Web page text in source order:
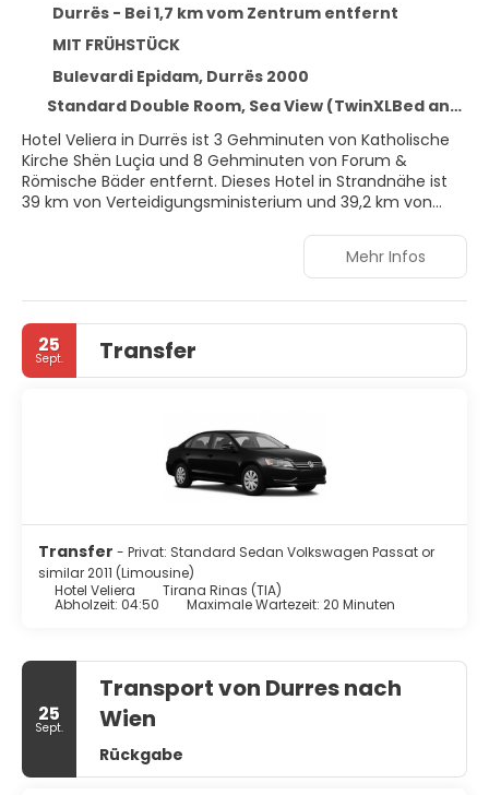
Durrës - Bei 1,7 km vom Zentrum entfernt
MIT FRÜHSTÜCK
Bulevardi Epidam, Durrës 2000
Standard Double Room, Sea View (TwinXLBed and TwinBed or FullBed)
Hotel Veliera in Durrës ist 3 Gehminuten von Katholische
Kirche Shën Luçia und 8 Gehminuten von Forum &
Römische Bäder entfernt. Dieses Hotel in Strandnähe ist
39 km von Verteidigungsministerium und 39,2 km von
Nutz folgende Freizeiteinrichtung: Fahrradverleih. Du
kannst aber auch den schönen Ausblick von folgenden
Punkten genießen: Terrasse und Garten. Dieses Hotel
bietet auch kostenloses WLAN, ein Bankettsaal und ein
Verkaufsautomat.
(kostenlos) ist ebenso verfügbar wie Kabelempfang. Es
sind eigene Badezimmer mit Duschen vorhanden, die
über kostenlose Toilettenartikel und Bidets verfügen. Zu
den Highlights gehören Safes und die Zimmer werden
Dieses Hotel bietet ein Restaurant mit hervorragenden
Speisen. Nutz alternativ den Zimmerservice (rund um die
Uhr). Deinen Durst kannst du an der Bar/Lounge stillen. Ein
inbegriffenes Frühstücksbuffet wird täglich von 08:00 Uhr
Zum Angebot gehören ein Businesscenter, eine rund um
die Uhr besetzte Rezeption und ein Tresorfach an der
Rezeption.
Mehr Infos
25
Sept. Transfer
Transfer - Privat: Standard Sedan Volkswagen Passat or
similar 2011 (Limousine)
Hotel Veliera
Tirana Rinas (TIA)
Abholzeit: 04:50 Maximale Wartezeit: 20 Minuten
25
Sept.
Transport von Durres nach
Wien
Rückgabe